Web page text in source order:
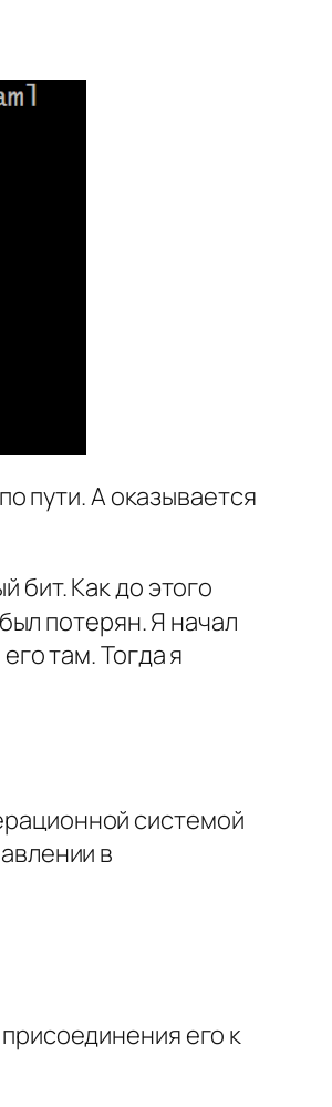
пути. А оказывается
бит. Как до этого
потерян. Я начал
там. Тогда я
системой
в
его к